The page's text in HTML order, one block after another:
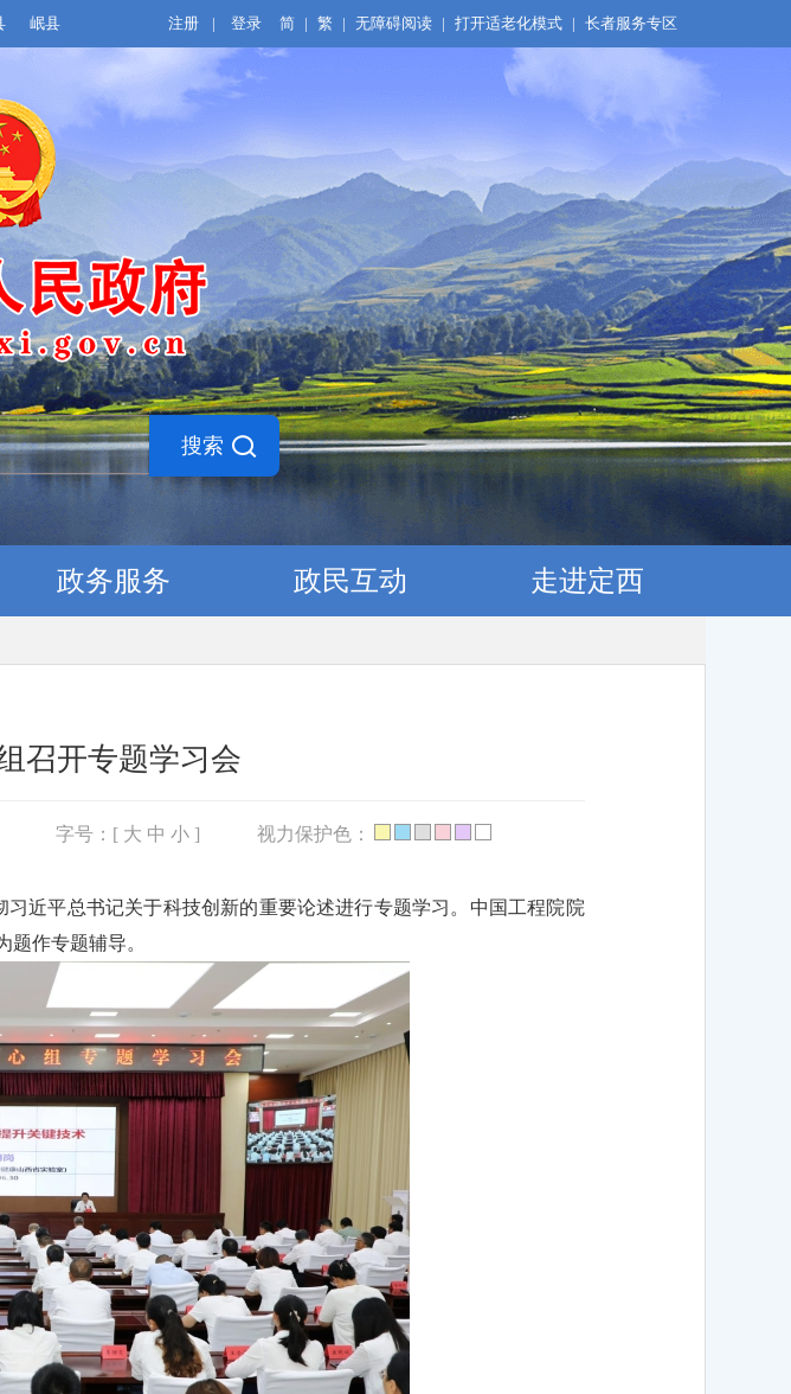
岷县 注册 | 登录 简 | 繁 | 无障碍阅读 | 打开适老化模式 | 长者服务专区
政务服务 政民互动 走进定西
召开专题学习会
字号：[ 大 中 小 ] 视力保护色：
近平总书记关于科技创新的重要论述进行专题学习。中国工程院院
作专题辅导。